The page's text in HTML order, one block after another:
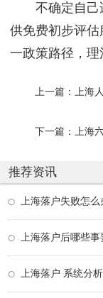
不确定自己
供免费初步评
一政策路径，理
上一篇：
上海
下一篇：
上海
推荐资讯
上海落户失败怎
上海落户后哪些
上海落户 系统分